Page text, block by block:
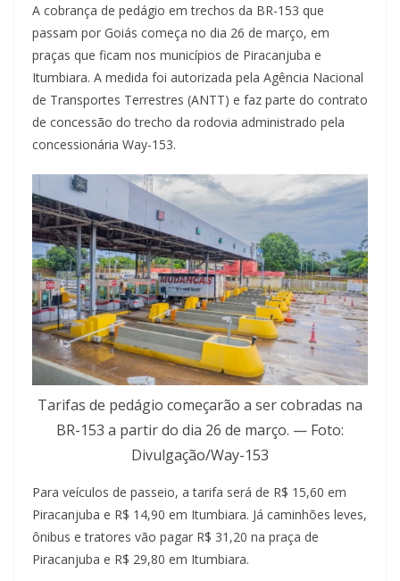
A cobrança de pedágio em trechos da BR-153 que
passam por Goiás começa no dia 26 de março, em
praças que ficam nos municípios de Piracanjuba e
Itumbiara. A medida foi autorizada pela Agência Nacional
de Transportes Terrestres (ANTT) e faz parte do contrato
de concessão do trecho da rodovia administrado pela
concessionária Way-153.
Tarifas de pedágio começarão a ser cobradas na
BR-153 a partir do dia 26 de março. — Foto:
Divulgação/Way-153
Para veículos de passeio, a tarifa será de R$ 15,60 em
Piracanjuba e R$ 14,90 em Itumbiara. Já caminhões leves,
ônibus e tratores vão pagar R$ 31,20 na praça de
Piracanjuba e R$ 29,80 em Itumbiara.